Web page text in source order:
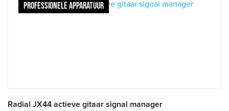
PROFESSIONELE APPARATUUR
Radial JX44 actieve gitaar signal manager